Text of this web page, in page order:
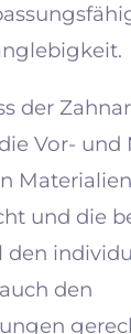
der
Vor- und
und die
den
den